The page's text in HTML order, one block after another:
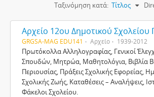
Ταξινόμηση κατά: Τίτλος
GRGSA-MAG EDU141 Αρχείο 1939-2012
Πρωτόκολλα Αλληλογραφίας, Γενικοί
Σπουδών, Μητρώα, Μαθητολόγια, Βιβλία
Περιουσίας, Πράξεις Σχολικής Εφορείας,
Σχολικής Ζωής, Καταθέσεις – Αναλήψεις,
Φάκελοι Σχολείου.